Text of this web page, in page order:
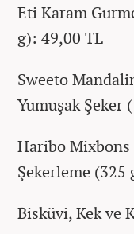
Eti Karam
g): 49,00 TL
Sweeto
Yumuşak Şeker
Haribo Mixbons
Şekerleme (325
Bisküvi, Kek ve